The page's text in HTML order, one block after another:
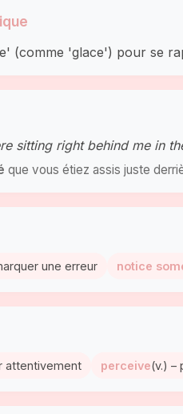
(comme 'glace') pour se
sitting right behind me in
que vous étiez assis juste
une erreur notice
attentivement perceive(v.) –